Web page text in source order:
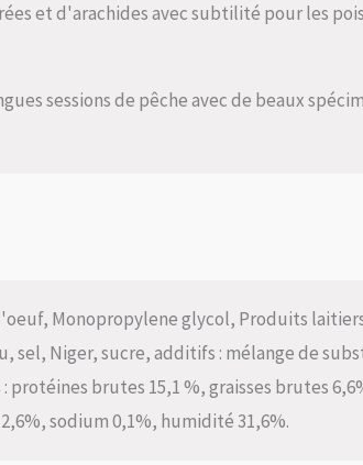
et d'arachides avec subtilité pour les
sessions de pêche avec de beaux
Monopropylene glycol, Produits
sel, Niger, sucre, additifs : mélange de
brutes 15,1 %, graisses brutes
sodium 0,1%, humidité 31,6%.